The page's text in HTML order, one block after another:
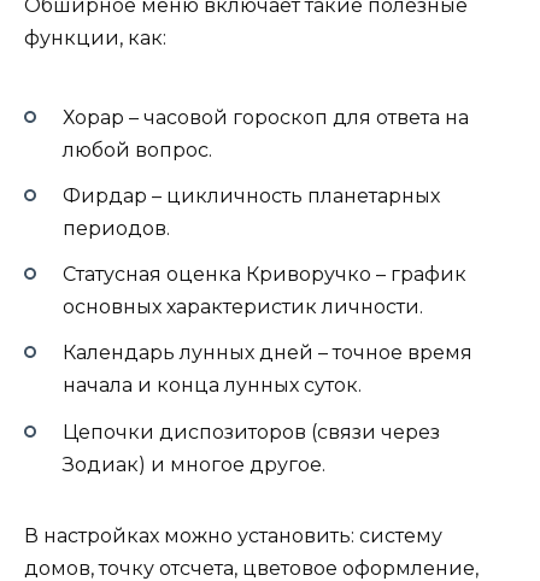
Обширное меню включает такие полезные
функции, как:
Хорар – часовой гороскоп для ответа на
любой вопрос.
Фирдар – цикличность планетарных
периодов.
Статусная оценка Криворучко – график
основных характеристик личности.
Календарь лунных дней – точное время
начала и конца лунных суток.
Цепочки диспозиторов (связи через
Зодиак) и многое другое.
В настройках можно установить: систему
домов, точку отсчета, цветовое оформление,